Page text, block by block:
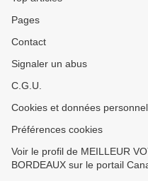
Pages
Contact
Signaler un abus
C.G.U.
Cookies et données
Préférences cookies
Voir le profil de MEILLEUR
BORDEAUX sur le portail